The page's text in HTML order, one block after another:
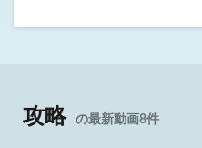
攻略 の最新動画8件